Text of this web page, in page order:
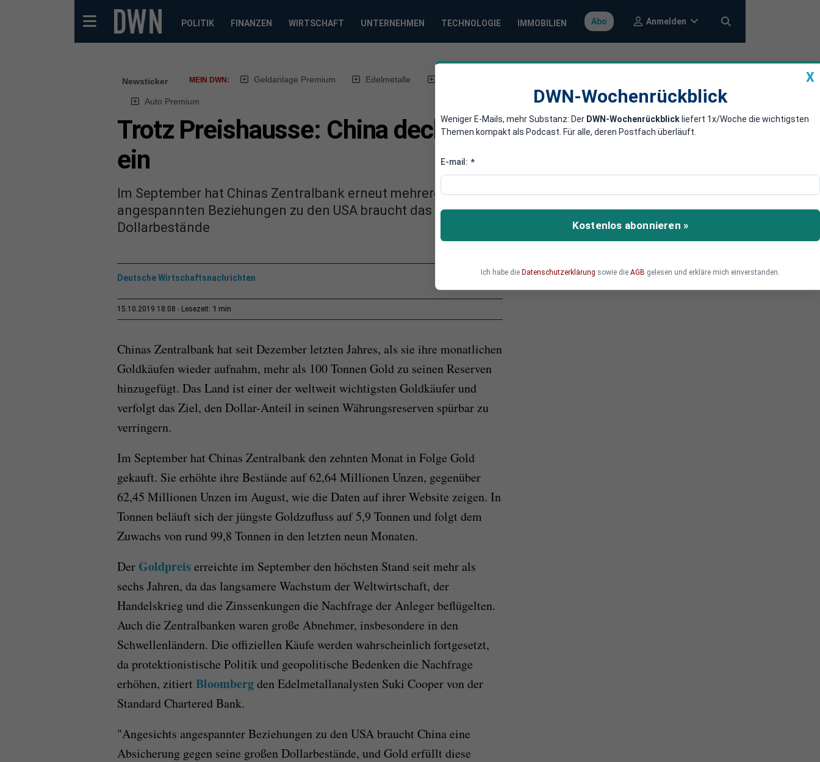
POLITIK FINANZEN WIRTSCHAFT UNTERNEHMEN TECHNOLOGIE IMMOBILIEN Abo Anmelden
Newsticker MEIN DWN: Geldanlage Premium Edelmetalle
Auto Premium
Trotz Preishausse: China deckt sich weiter mit Gold
ein
Im September hat Chinas Zentralbank erneut mehrere Tonnen Gold gekauft. Wegen der
angespannten Beziehungen zu den USA braucht das Land eine Absicherung gegen seine großen
Dollarbestände
Deutsche Wirtschaftsnachrichten
15.10.2019 18:08 Lesezeit: 1 min
Chinas Zentralbank hat seit Dezember letzten Jahres, als sie ihre monatlichen
Goldkäufen wieder aufnahm, mehr als 100 Tonnen Gold zu seinen Reserven
hinzugefügt. Das Land ist einer der weltweit wichtigsten Goldkäufer und
verfolgt das Ziel, den Dollar-Anteil in seinen Währungsreserven spürbar zu
verringern.
Im September hat Chinas Zentralbank den zehnten Monat in Folge Gold
gekauft. Sie erhöhte ihre Bestände auf 62,64 Millionen Unzen, gegenüber
62,45 Millionen Unzen im August, wie die Daten auf ihrer Website zeigen. In
Tonnen beläuft sich der jüngste Goldzufluss auf 5,9 Tonnen und folgt dem
Zuwachs von rund 99,8 Tonnen in den letzten neun Monaten.
Der Goldpreis erreichte im September den höchsten Stand seit mehr als
sechs Jahren, da das langsamere Wachstum der Weltwirtschaft, der
Handelskrieg und die Zinssenkungen die Nachfrage der Anleger beflügelten.
Auch die Zentralbanken waren große Abnehmer, insbesondere in den
Schwellenländern. Die offiziellen Käufe werden wahrscheinlich fortgesetzt,
da protektionistische Politik und geopolitische Bedenken die Nachfrage
erhöhen, zitiert Bloombergden Edelmetallanalysten Suki Cooper von der
Standard Chartered Bank.
"Angesichts angespannter Beziehungen zu den USA braucht China eine
Absicherung gegen seine großen Dollarbestände, und Gold erfüllt diese
X
DWN-Wochenrückblick
Weniger E-Mails, mehr Substanz: Der DWN-Wochenrückblick liefert 1x/Woche die wichtigsten
Themen kompakt als Podcast. Für alle, deren Postfach überläuft.
E-mail: *
Kostenlos abonnieren »
Ich habe die Datenschutzerklärung sowie die AGB gelesen und erkläre mich einverstanden.